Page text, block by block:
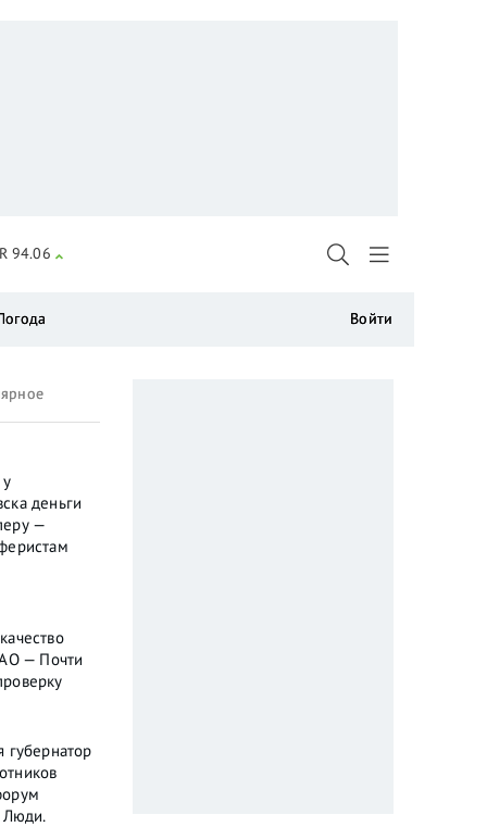
деньги
—
— Почти
губернатор
Люди.
94.06
Войти